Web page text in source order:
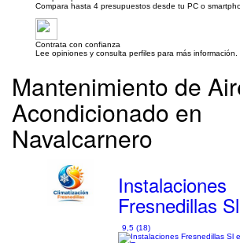
Compara hasta 4 presupuestos desde tu PC o
Contrata con confianza
Lee opiniones y consulta perfiles para más información.
Mantenimiento de
Acondicionado en
Navalcarnero
Instalaciones
Fresnedillas Sl
9,5 (18)